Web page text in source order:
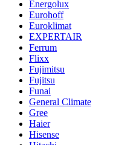
Energolux
Eurohoff
Euroklimat
EXPERTAIR
Ferrum
Flixx
Fujimitsu
Fujitsu
Funai
General Climate
Gree
Haier
Hisense